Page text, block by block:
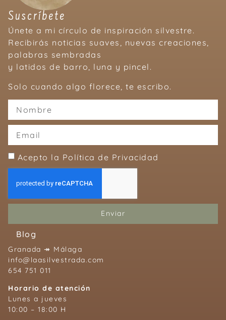
Suscríbete
Únete a mi círculo de inspiración silvestre.
Recibirás noticias suaves, nuevas creaciones,
palabras sembradas
y latidos de barro, luna y pincel.
Solo cuando algo florece, te escribo.
Acepto la Política de Privacidad
Enviar
Blog
Granada ↠ Málaga
info@laasilvestrada.com
654 751 011
Horario de atención
Lunes a jueves
10:00 – 18:00 H